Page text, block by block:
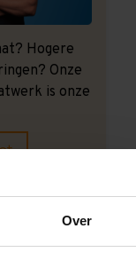
Over
Hogere
Onze
is onze